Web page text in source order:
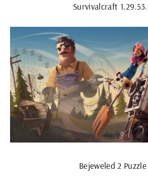
Survivalcraft
Bejeweled 2 Puzzle